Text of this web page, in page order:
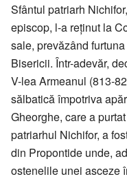
Sfântul patriarh
episcop, l-a reținut la
sale, prevăzând
Bisericii. Într-adevăr,
V-lea Armeanul (813-
sălbatică împotriva
Gheorghe, care a
patriarhul Nichifor, a
din Propontide unde,
ostenelile unei asceze